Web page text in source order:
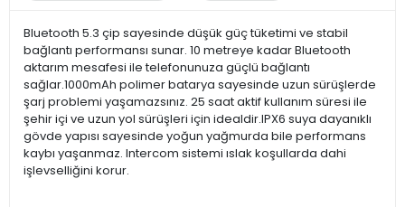
Bluetooth 5.3 çip sayesinde düşük güç tüketimi ve stabil
bağlantı performansı sunar. 10 metreye kadar Bluetooth
aktarım mesafesi ile telefonunuza güçlü bağlantı
sağlar.1000mAh polimer batarya sayesinde uzun sürüşlerde
şarj problemi yaşamazsınız. 25 saat aktif kullanım süresi ile
şehir içi ve uzun yol sürüşleri için idealdir.IPX6 suya dayanıklı
gövde yapısı sayesinde yoğun yağmurda bile performans
kaybı yaşanmaz. Intercom sistemi ıslak koşullarda dahi
işlevselliğini korur.